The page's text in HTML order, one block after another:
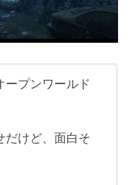
ープンワールド
だけど、面白そ